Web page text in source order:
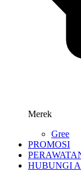
Merek
Gree
PROMOSI
HUBUNGI